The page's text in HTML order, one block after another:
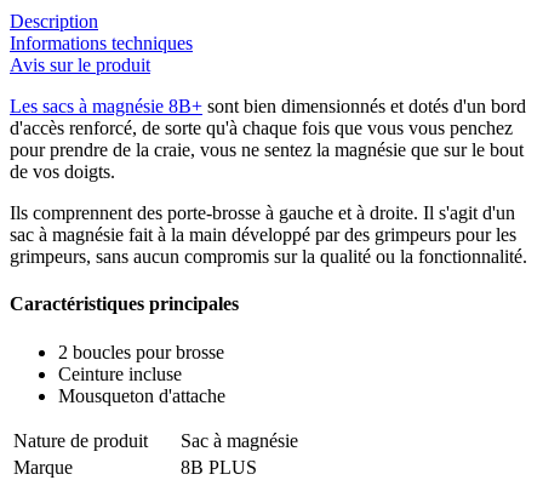
Description
Informations techniques
Avis sur le produit
Les sacs à magnésie 8B+ sont bien dimensionnés et dotés d'un bord
d'accès renforcé, de sorte qu'à chaque fois que vous vous penchez
pour prendre de la craie, vous ne sentez la magnésie que sur le bout
de vos doigts.
Ils comprennent des porte-brosse à gauche et à droite. Il s'agit d'un
sac à magnésie fait à la main développé par des grimpeurs pour les
grimpeurs, sans aucun compromis sur la qualité ou la fonctionnalité.
Caractéristiques principales
2 boucles pour brosse
Ceinture incluse
Mousqueton d'attache
Nature de produit
Sac à magnésie
Marque
8B PLUS